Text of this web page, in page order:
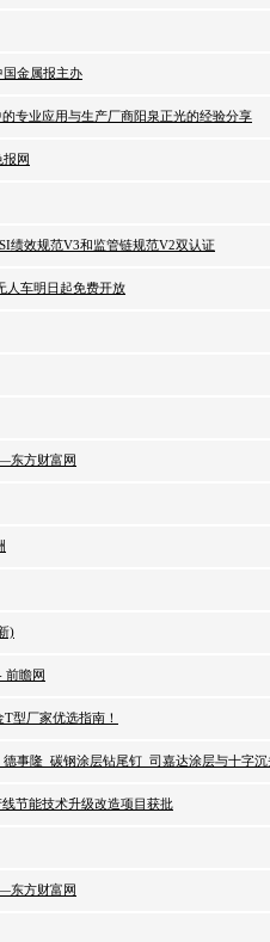
金属报主办
专业应用与生产厂商阳泉正光的经验分享
网
绩效规范V3和监管链规范V2双认证
人车明日起免费开放
东方财富网
)
前瞻网
型厂家优选指南！
事隆_碳钢涂层钻尾钉_司嘉达涂层与十字
节能技术升级改造项目获批
东方财富网